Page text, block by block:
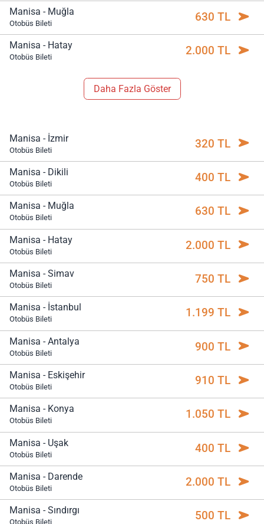
Manisa - Muğla
Otobüs Bileti 630 TL
Manisa - Hatay
Otobüs Bileti 2.000 TL
Daha Fazla Göster
Manisa - İzmir
Otobüs Bileti 320 TL
Manisa - Dikili
Otobüs Bileti 400 TL
Manisa - Muğla
Otobüs Bileti 630 TL
Manisa - Hatay
Otobüs Bileti 2.000 TL
Manisa - Simav
Otobüs Bileti 750 TL
Manisa - İstanbul
Otobüs Bileti 1.199 TL
Manisa - Antalya
Otobüs Bileti 900 TL
Manisa - Eskişehir
Otobüs Bileti 910 TL
Manisa - Konya
Otobüs Bileti 1.050 TL
Manisa - Uşak
Otobüs Bileti 400 TL
Manisa - Darende
Otobüs Bileti 2.000 TL
Manisa - Sındırgı
Otobüs Bileti 500 TL